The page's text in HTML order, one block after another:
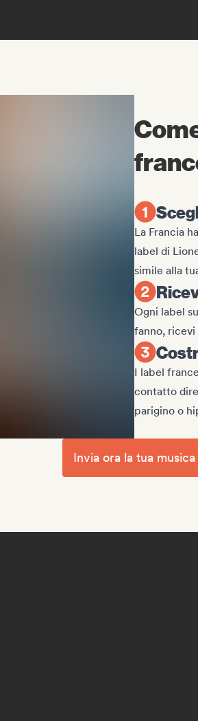
La Francia
label di
simile alla
Ogni label
fanno,
I label
contatto
parigino o
Invia ora la tua musica